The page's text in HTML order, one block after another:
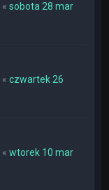
«sobota 28 mar
«czwartek 26
«wtorek 10 mar